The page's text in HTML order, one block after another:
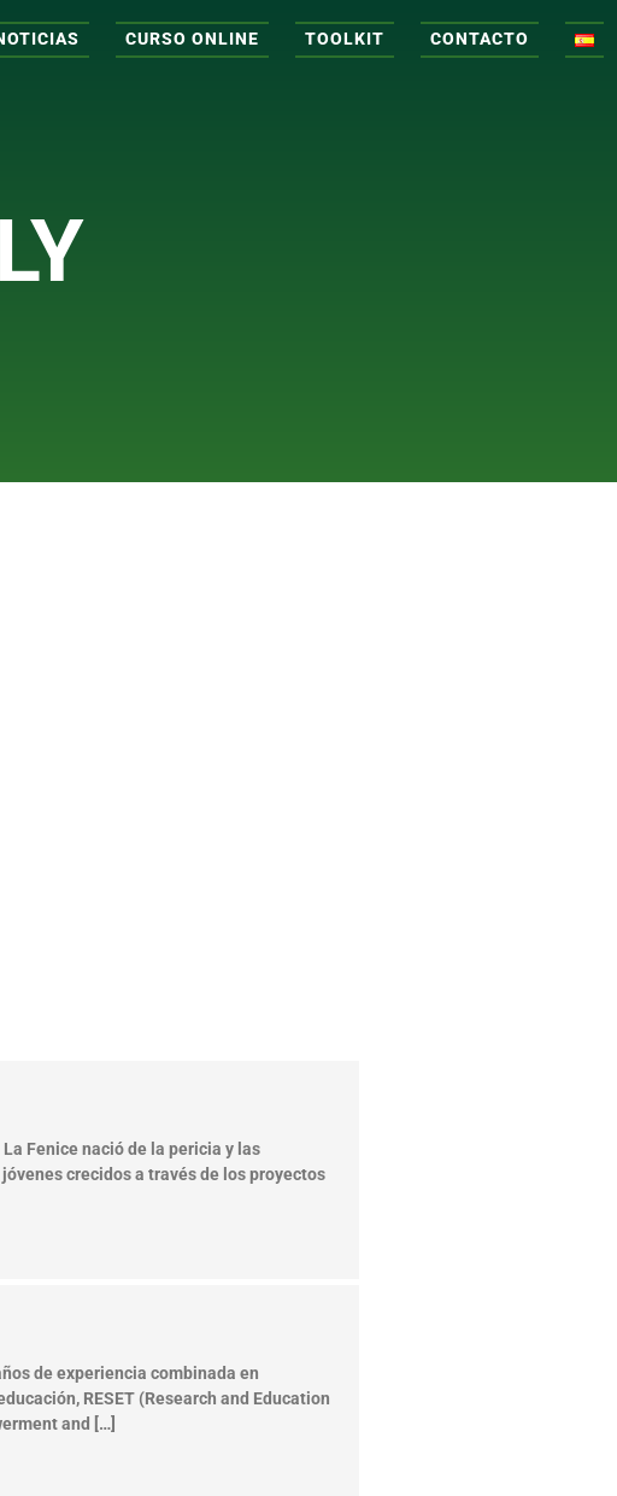
CURSO ONLINE TOOLKIT CONTACTO
Fenice nació de la pericia y las
crecidos a través de los proyectos
de experiencia combinada en
RESET (Research and Education
and […]